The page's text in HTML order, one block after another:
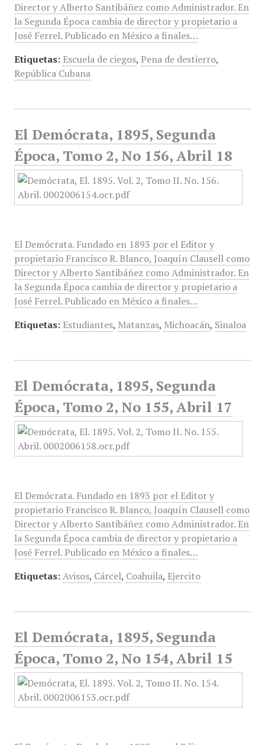
Director y Alberto Santibáñez como Administrador. En
la Segunda Época cambia de director y propietario a
José Ferrel. Publicado en México a finales…
Etiquetas: Escuela de ciegos, Pena de destierro,
República Cubana
El Demócrata, 1895, Segunda
Época, Tomo 2, No 156, Abril 18
El Demócrata. Fundado en 1893 por el Editor y
propietario Francisco R. Blanco, Joaquín Clausell como
Director y Alberto Santibáñez como Administrador. En
la Segunda Época cambia de director y propietario a
José Ferrel. Publicado en México a finales…
Etiquetas: Estudiantes, Matanzas, Michoacán, Sinaloa
El Demócrata, 1895, Segunda
Época, Tomo 2, No 155, Abril 17
El Demócrata. Fundado en 1893 por el Editor y
propietario Francisco R. Blanco, Joaquín Clausell como
Director y Alberto Santibáñez como Administrador. En
la Segunda Época cambia de director y propietario a
José Ferrel. Publicado en México a finales…
Etiquetas: Avisos, Cárcel, Coahuila, Ejercito
El Demócrata, 1895, Segunda
Época, Tomo 2, No 154, Abril 15